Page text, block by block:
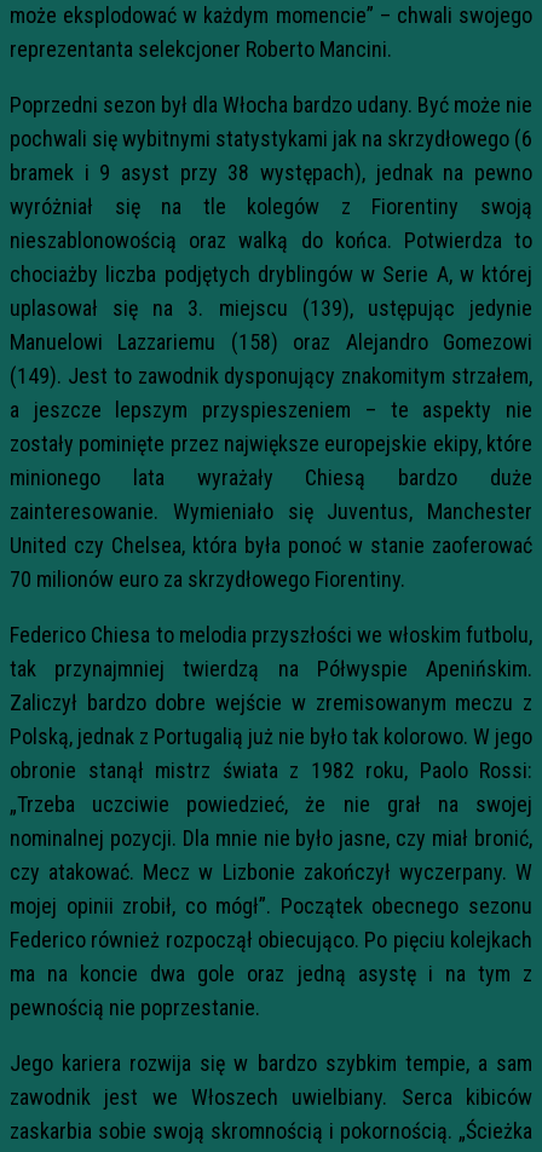
może eksplodować w każdym momencie” – chwali swojego
reprezentanta selekcjoner Roberto Mancini.
Poprzedni sezon był dla Włocha bardzo udany. Być może nie
pochwali się wybitnymi statystykami jak na skrzydłowego (6
bramek i 9 asyst przy 38 występach), jednak na pewno
wyróżniał się na tle kolegów z Fiorentiny swoją
nieszablonowością oraz walką do końca. Potwierdza to
chociażby liczba podjętych dryblingów w Serie A, w której
uplasował się na 3. miejscu (139), ustępując jedynie
Manuelowi Lazzariemu (158) oraz Alejandro Gomezowi
(149). Jest to zawodnik dysponujący znakomitym strzałem,
a jeszcze lepszym przyspieszeniem – te aspekty nie
zostały pominięte przez największe europejskie ekipy, które
minionego lata wyrażały Chiesą bardzo duże
zainteresowanie. Wymieniało się Juventus, Manchester
United czy Chelsea, która była ponoć w stanie zaoferować
70 milionów euro za skrzydłowego Fiorentiny.
Federico Chiesa to melodia przyszłości we włoskim futbolu,
tak przynajmniej twierdzą na Półwyspie Apenińskim.
Zaliczył bardzo dobre wejście w zremisowanym meczu z
Polską, jednak z Portugalią już nie było tak kolorowo. W jego
obronie stanął mistrz świata z 1982 roku, Paolo Rossi:
„Trzeba uczciwie powiedzieć, że nie grał na swojej
nominalnej pozycji. Dla mnie nie było jasne, czy miał bronić,
czy atakować. Mecz w Lizbonie zakończył wyczerpany. W
mojej opinii zrobił, co mógł”. Początek obecnego sezonu
Federico również rozpoczął obiecująco. Po pięciu kolejkach
ma na koncie dwa gole oraz jedną asystę i na tym z
pewnością nie poprzestanie.
Jego kariera rozwija się w bardzo szybkim tempie, a sam
zawodnik jest we Włoszech uwielbiany. Serca kibiców
zaskarbia sobie swoją skromnością i pokornością. „Ścieżka